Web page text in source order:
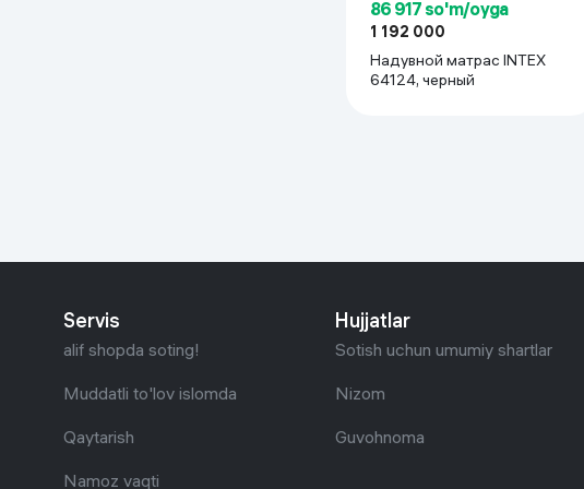
86 917 so'm/oyga
1 192 000
Надувной матрас INTEX
64124, черный
Servis
alif shopda soting!
Muddatli to'lov islomda
Qaytarish
Namoz vaqti
Hujjatlar
Sotish uchun umumiy shartlar
Nizom
Guvohnoma